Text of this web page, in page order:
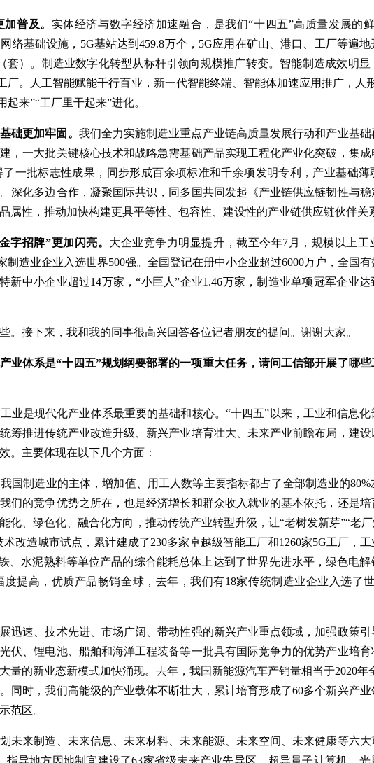
普及。 实体经济与数字经济加速融合，是我们“十四五”高质量发展的
络基础设施，5G基站达到459.8万个，5G应用在矿山、港口、工厂等遍地
套）。制造业数字化转型从标杆引领向规模推广转变。智能制造成效明显
厂。人工智能赋能千行百业，新一代智能终端、智能体加速应用推广，人
来”“工厂里干起来”进化。
础更加牢固。 我们全力实施制造业重点产业链高质量发展行动和产业基础
，一大批关键核心技术和战略急需基础产品实现工程化产业化突破，集
一批标志性成果，同步形成百余项标准和千余项发明专利，产业基础薄
深化多边合作，凝聚国际共识，同多国共同发起《产业链供应链韧性与稳
属性，推动加快构建更具平等性、包容性、建设性的产业链供应链伙伴关
字招牌”更加闪亮。 大企业竞争力明显提升，截至今年7月，规模以上工
制造业企业入选世界500强。全国登记在册中小企业超过6000万户，全国
新中小企业超过14万家，“小巨人”企业1.46万家，制造业单项冠军企业达
。接下来，我和我的同事很高兴回答各位记者朋友的提问。谢谢大家。
业体系是“十四五”规划纲要部署的一项重大任务，请问工信部开展了哪
业是现代化产业体系最重要的基础和核心。“十四五”以来，工业和信息
筹推进传统产业改造升级、新兴产业培育壮大、未来产业前瞻布局，建设
。主要体现在以下几个方面：
国制造业的主体，增加值、用工人数等主要指标都占了全部制造业的
们的竞争优势之所在，也是经济增长和群众收入就业的基本依托，还是
化、绿色化、融合化方向，推动传统产业转型升级，让“老树发新芽”“老
改造城市试点，累计建成了230多家卓越级智能工厂和1260家5G工厂，
、水泥熟料等单位产品的综合能耗总体上达到了世界先进水平，绿色电解
度提高，优质产品畅销全球，去年，我们有18家传统制造业企业入选了
迅速、技术先进、市场广阔、带动性强的新兴产业重点领域，加强政策引
伏、锂电池、船舶和海洋工程装备等一批具有国际竞争力的优势产业培育
量的新业态新模式加快涌现。去年，我国新能源汽车产销量相当于2020年
同时，我们高能级的产业载体不断壮大，累计培育形成了60多个新兴产
范区。
未来制造、未来信息、未来材料、未来能源、未来空间、未来健康等六大
指导地方因地制宜建设了63家省级未来产业先导区。超导量子计算机、